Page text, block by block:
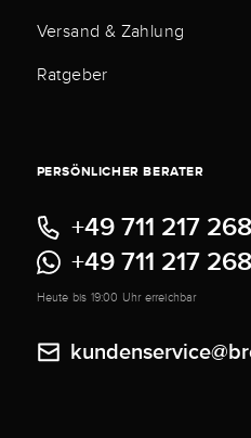
Versand & Zahlung
Ratgeber
PERSÖNLICHER BERATER
+49 711 217
+49 711 217
Heute bis 19:00 Uhr erreichbar